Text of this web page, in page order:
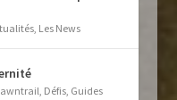
, Les News
, Défis, Guides